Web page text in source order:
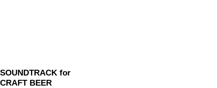
SOUNDTRACK for
CRAFT BEER